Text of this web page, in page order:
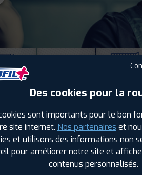
POIDS LOURD GÉNIE
Gardiennage pneus à LA-MOTTE-
SERVOLEX
Remplacement de pneus
Des cookies pour la
sont importants pour le bon
site internet. Nos partenaires et
et utilisons des informations non
pour améliorer notre site et
contenus personnalisés.